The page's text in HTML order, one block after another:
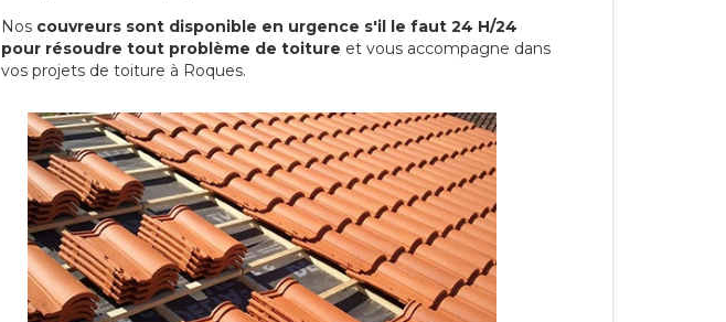
Nos couvreurs sont disponible en urgence s'il le faut 24 H/24
pour résoudre tout problème de toiture et vous accompagne dans
vos projets de toiture à Roques.